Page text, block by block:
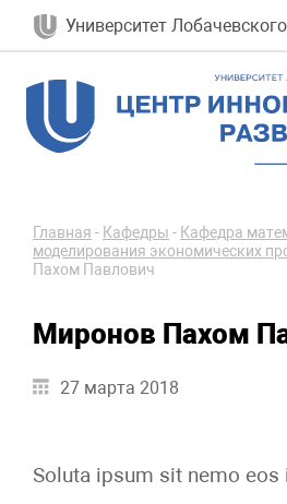
Университет Лобачевского
Главная - Кафедры - Кафедра
моделирования экономических
Пахом Павлович
Миронов Пахом
27 марта 2018
Soluta ipsum sit nemo eos